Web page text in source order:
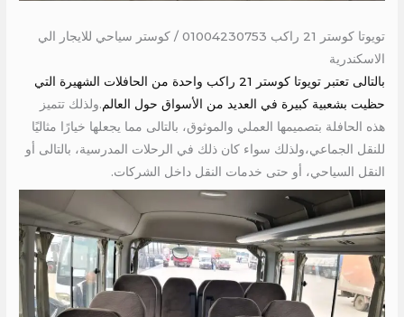
تويوتا كوستر 21 راكب 01004230753 / كوستر سياحي للايجار الي
الاسكندرية
بالتالى تعتبر تويوتا كوستر 21 راكب واحدة من الحافلات الشهيرة التي
حظيت بشعبية كبيرة في العديد من الأسواق حول العالم.ولذلك تتميز
هذه الحافلة بتصميمها العملي والموثوق، بالتالى مما يجعلها خيارًا مثاليًا
للنقل الجماعي،ولذلك سواء كان ذلك في الرحلات المدرسية، بالتالى أو
النقل السياحي، أو حتى خدمات النقل داخل الشركات.